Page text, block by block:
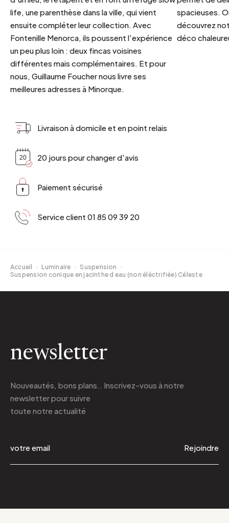
life, une parenthèse dans la ville, qui vient
ensuite compléter leur collection. Avec
Fontenille Menorca, ils poussent l'expérience
un peu plus loin : deux fincas voisines
différentes mais complémentaires. Et pour
nous, Guillaume Foucher nous livre ses
meilleures adresses à Minorque.
spacieuses.
découvrez
déco
Livraison à domicile et en point relais
20 jours pour changer d'avis
Paiement sécurisé
Service client 01 85 09 39 20
Accueil · Luminaire · Suspension
·
Suspension conique en jacinthe d eau (non éléctrifiée) Céleste
newsletter
Nouveautés, bons plans.. Inscrivez-vous à notre
newsletterpour suivre
toute notre actualité
Rejoindre